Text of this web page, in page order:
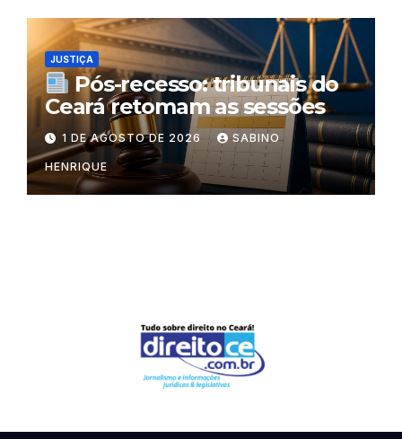
JUSTIÇA
Pós-recesso: tribunais do
Ceará retomam as sessões
1 DE AGOSTO DE 2026 SABINO
HENRIQUE